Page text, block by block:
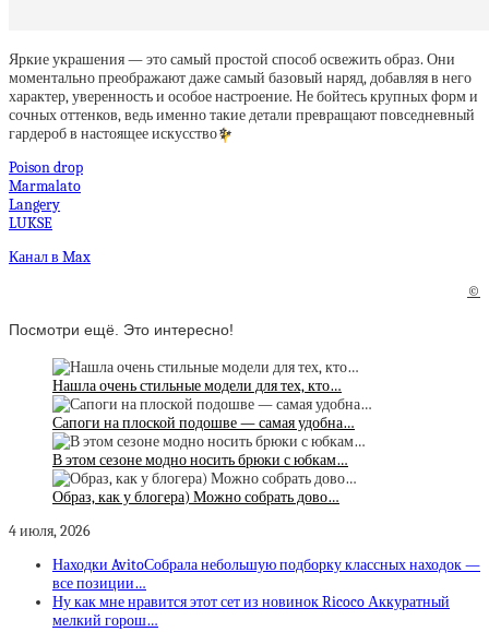
Яркие украшения — это самый простой способ освежить образ. Они
моментально преображают даже самый базовый наряд, добавляя в него
характер, уверенность и особое настроение. Не бойтесь крупных форм и
сочных оттенков, ведь именно такие детали превращают повседневный
гардероб в настоящее искусство✨
Poison drop
Marmalato
Langery
LUKSE
Канал в Max
©
Посмотри ещё. Это интересно!
Нашла очень стильные модели для тех, кто…
Сапоги на плоской подошве — самая удобна…
В этом сезоне модно носить брюки с юбкам…
Образ, как у блогера) Можно собрать дово…
4 июля, 2026
Находки AvitoСобрала небольшую подборку классных находок —
все позиции…
Ну как мне нравится этот сет из новинок Ricoco Аккуратный
мелкий горош…